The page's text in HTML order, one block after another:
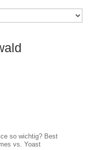
so wichtig? Best
vs. Yoast